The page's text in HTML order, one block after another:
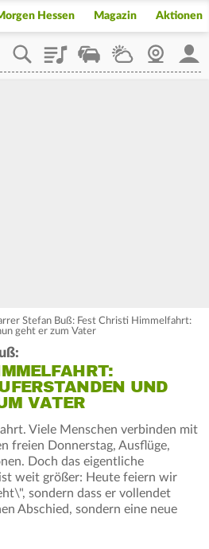
Hessen Magazin Aktionen
PlaylistStaupilotWetterWebcam
Stefan Buß: Fest Christi Himmelfahrt:
geht er zum Vater
UND
VATER
Viele Menschen verbinden mit
freien Donnerstag, Ausflüge,
Doch das eigentliche
weit größer: Heute feiern wir
sondern dass er vollendet
Abschied, sondern eine neue